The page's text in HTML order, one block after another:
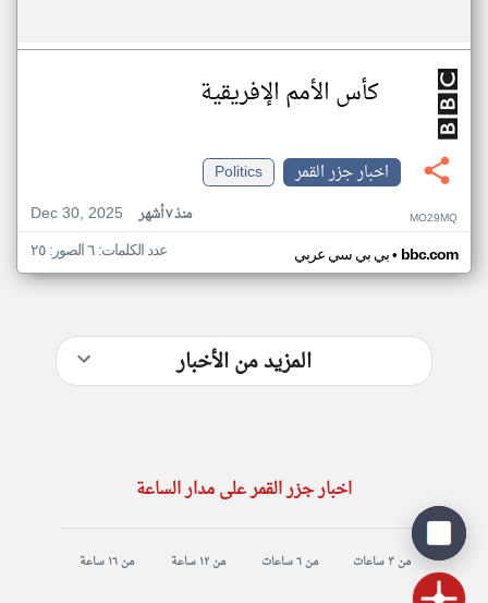
كأس الأمم الإفريقية
اخبار جزر القمر
Politics
Dec 30, 2025
منذ ٧ أشهر MO29MQ
بي بي سي عربي• bbc.com عدد الكلمات: ٦ الصور: ٢٥
المزيد من الأخبار
اخبار جزر القمر على مدار الساعة
من ٣ ساعات من ٦ ساعات من ١٢ ساعة من ١٦ ساعة